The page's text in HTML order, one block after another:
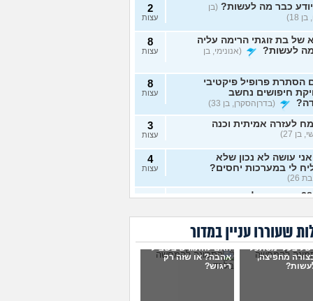
כבר מה לעשות? (בן
18)
2
עצות
של בת זוגתי הרימה עליה
מה לעשות?
(אנונימי, בן
8
עצות
הסתרת פרופיל פיקטיבי
חיפושים נחשב
(בדרןהסקרן, בן 33)
8
עצות
לעזרה אמיתית וכנה
בן 27)
3
עצות
עושה לא נכון שלא
לי במערכות יחסים?
26)
4
עצות
בת 28 ואף פעם לא הייתי
ראשון?
(רווקה, בת 28)
6
מתנהגת מוזר?
(אנונימי,
3
עצות
לא הייתי בזוגיות ואני לא
שעוררו עניין במדור
בעלי מסתכל
מחפיצה,
האם להתגרש בשביל
אהבה? או שזה רק
ריגוש?